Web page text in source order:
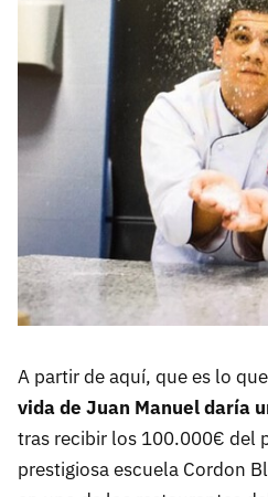
A partir de aquí, que es lo
vida de Juan Manuel daría
tras recibir los 100.000€ del
prestigiosa escuela Cordon